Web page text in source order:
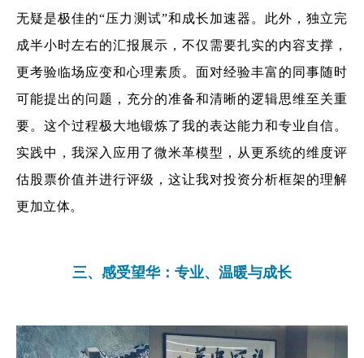
无疑是极佳的“压力测试”和成长加速器。此外，独立完
成半小时左右的汇报展示，不仅需要扎实的内容支撑，
更考验临场应变和心理素质。面对经验丰富的同事随时
可能提出的问题，充分的准备和清晰的逻辑思维至关重
要。这个过程极大地锻炼了我的表达能力和专业自信。
实践中，我深入应用了微米革模型，从更系统的维度评
估股票价值并进行评级，这让我对投资分析框架的理解
更加立体。
三、感受望华：专业、温暖与成长